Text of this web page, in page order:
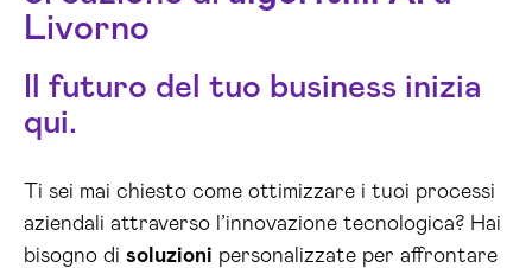
Livorno
Il futuro del tuo business inizia
qui.
Ti sei mai chiesto come ottimizzare i tuoi processi
aziendali attraverso l’innovazione tecnologica? Hai
bisogno di soluzioni personalizzate per affrontare